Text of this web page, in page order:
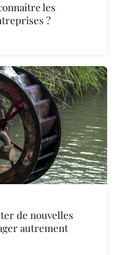
les
?
de nouvelles
autrement